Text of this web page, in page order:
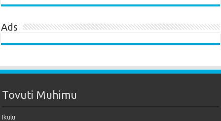
Ads
Tovuti Muhimu
Ikulu